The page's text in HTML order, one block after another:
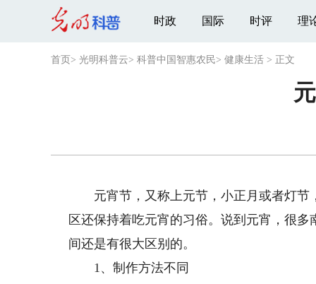
时政 国际 时评 理
首页 > 光明科普云> 科普中国智惠农民> 健康生活 > 正文
元宵节，又称上元节，小正月或者灯节
区还保持着吃元宵的习俗。说到元宵，很
间还是有很大区别的。
1、制作方法不同